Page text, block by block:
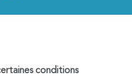
conditions